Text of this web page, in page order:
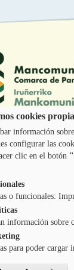
444
cookies
información
configurar las
clic en el botón
o funcionales:
información sobre
para poder cargar